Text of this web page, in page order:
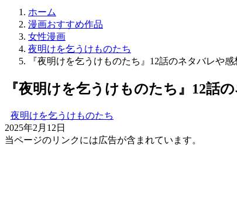
ホーム
漫画おすすめ作品
女性漫画
夜明けを乞うけものたち
『夜明けを乞うけものたち』12話のネタバレや
『夜明けを乞うけものたち』12話
夜明けを乞うけものたち
2025年2月12日
当ページのリンクには広告が含まれています。